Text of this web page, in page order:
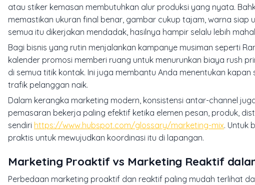
atau stiker kemasan membutuhkan alur produksi yang nyata.
memastikan ukuran final benar, gambar cukup tajam, warna siap
semua itu dikerjakan mendadak, hasilnya hampir selalu lebih
Bagi bisnis yang rutin menjalankan kampanye musiman seperti
kalender promosi memberi ruang untuk menurunkan biaya rush
di semua titik kontak. Ini juga membantu Anda menentukan
trafik pelanggan naik.
Dalam kerangka marketing modern, konsistensi antar-channel
pemasaran bekerja paling efektif ketika elemen pesan, produk,
sendiri https://www.hubspot.com/glossary/marketing-mix. Untuk
praktis untuk mewujudkan koordinasi itu di lapangan.
Marketing Proaktif vs Marketing Reaktif
Perbedaan marketing proaktif dan reaktif paling mudah terlihat